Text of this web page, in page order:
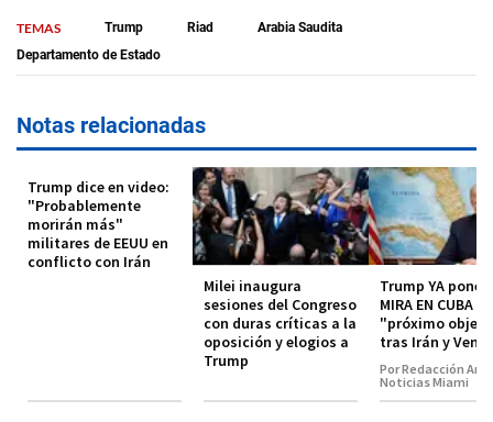
TEMAS Trump Riad
Arabia Saudita
Departamento de Estado
Notas relacionadas
Trump dice en video:
"Probablemente
morirán más"
militares de EEUU en
conflicto con Irán
Milei inaugura
sesiones del Congreso
con duras críticas a la
oposición y elogios a
Trump
Trump YA pone
MIRA EN CUBA
"próximo
tras Irán y
Por Redacción
Noticias Miami